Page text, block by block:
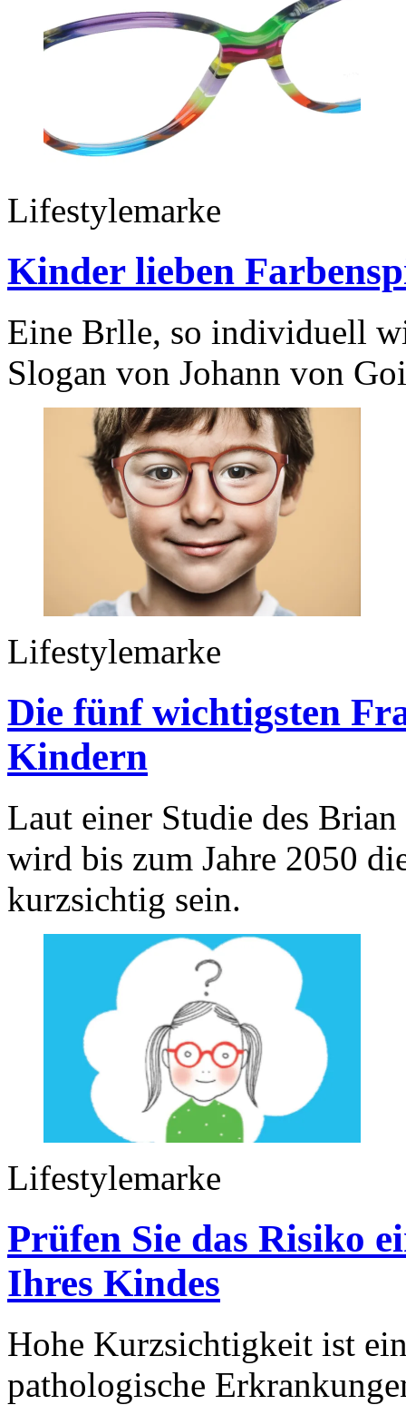
Lifestylemarke
Kinder lieben
Eine Brlle, so individuell
Slogan von Johann von
Lifestylemarke
Die fünf wichtigsten
Kindern
Laut einer Studie des
wird bis zum Jahre 2050
kurzsichtig sein.
Lifestylemarke
Prüfen Sie das Risiko
Ihres Kindes
Hohe Kurzsichtigkeit ist
pathologische